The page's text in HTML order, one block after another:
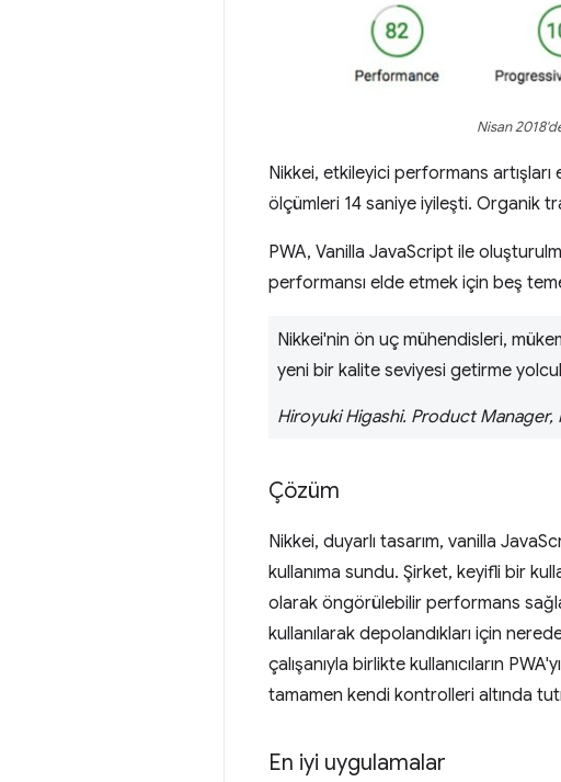
Nisan
Nikkei, etkileyici performans
ölçümleri 14 saniye iyileşti. Organik
PWA, Vanilla JavaScript ile
performansı elde etmek için beş
Nikkei'nin ön uç mühendisleri,
yeni bir kalite seviyesi getirme
Hiroyuki Higashi. Product Manager,
Çözüm
Nikkei, duyarlı tasarım, vanilla
kullanıma sundu. Şirket, keyifli bir
olarak öngörülebilir performans
kullanılarak depolandıkları için
çalışanıyla birlikte kullanıcıların
tamamen kendi kontrolleri altında
En iyi uygulamalar